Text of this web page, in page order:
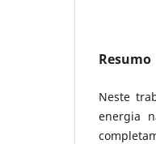
Resumo
Neste
energia